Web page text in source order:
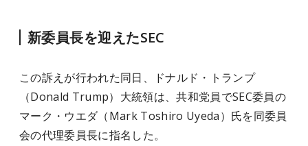
新委員長を迎えたSEC
この訴えが行われた同日、ドナルド・トランプ
（Donald Trump）大統領は、共和党員でSEC委員の
マーク・ウエダ（Mark Toshiro Uyeda）氏を同委員
会の代理委員長に指名した。